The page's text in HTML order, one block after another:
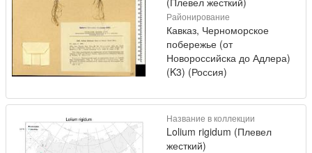
Районирование
Кавказ, Черноморское
побережье (от
Новороссийска до Адлера)
(K3) (Россия)
Название в коллекции
Lolium rigidum (Плевел
жесткий)